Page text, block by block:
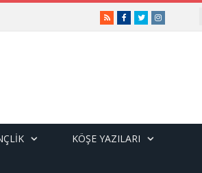
RSSFacebook
TwitterInstagram
KÖŞE YAZILARI